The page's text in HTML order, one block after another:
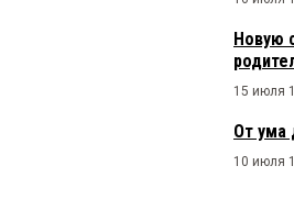
Новую
15 июля
От ума
10 июля